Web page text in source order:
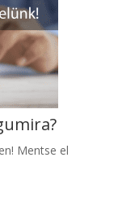
Mentse el